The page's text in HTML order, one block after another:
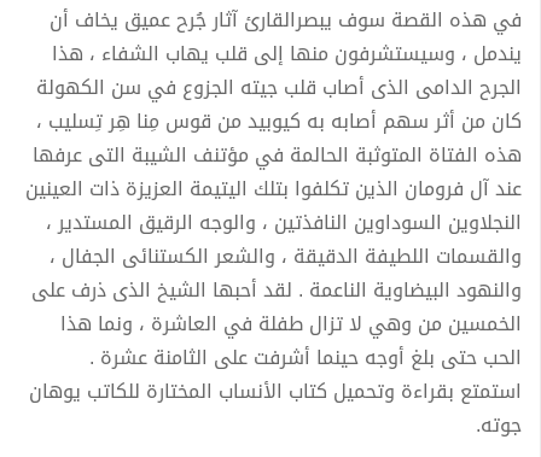
في هذه القصة سوف يبصرالقارئ آثار جُرح عميق يخاف أن
يندمل ، وسيستشرفون منها إلى قلب يهاب الشفاء ، هذا
الجرح الدامى الذى أصاب قلب جيته الجزوع في سن الكهولة
كان من أثر سهم أصابه به كيوبيد من قوس مِنا هِر تِسليب ،
هذه الفتاة المتوثبة الحالمة في مؤتنف الشيبة التى عرفها
عند آل فرومان الذين تكلفوا بتلك اليتيمة العزيزة ذات العينين
النجلاوين السوداوين النافذتين ، والوجه الرقيق المستدير ،
والقسمات اللطيفة الدقيقة ، والشعر الكستنائى الجفال ،
والنهود البيضاوية الناعمة . لقد أحبها الشيخ الذى ذرف على
الخمسين من وهي لا تزال طفلة في العاشرة ، ونما هذا
الحب حتى بلغ أوجه حينما أشرفت على الثامنة عشرة .
استمتع بقراءة وتحميل كتاب الأنساب المختارة للكاتب يوهان
جوته.